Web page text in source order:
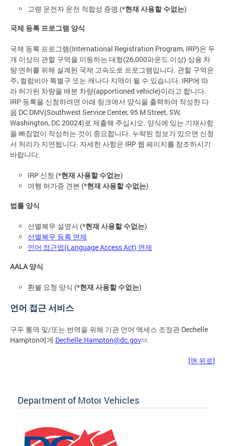
고령 운전자 운전 적합성 증명 (*현재 사용할 수없는)
국제 등록 프로그램 양식
국제 등록 프로그램(International Registration Program, IRP)은 두
개 이상의 관할 구역을 이동하는 대형(26,000파운드 이상) 상용 차
량 면허를 위해 설계된 국제 고속도로 프로그램입니다. 관할 구역은
주, 컬럼비아 특별구 또는 캐나다 지역이 될 수 있습니다. IRP에 따
라 허가된 차량을 배분 차량(apportioned vehicle)이라고 합니다.
IRP 등록을 신청하려면 아래 링크에서 양식을 출력하여 작성한 다
음 DC DMV(Southwest Service Center, 95 M Street, SW,
Washington, DC 20024)로 제출해 주십시오. 양식에 있는 기재사항
을 빠짐없이 작성하는 것이 중요합니다. 누락된 정보가 있으면 신청
서 처리가 지연됩니다. 자세한 사항은 IRP 웹 페이지를 참조하시기
바랍니다.
IRP 신청 (*현재 사용할 수없는)
여행 허가증 견본 (*현재 사용할 수없는)
법률 양식
선별복무 설명서 (*현재 사용할 수없는)
선별복무 등록 면제
언어 접근법(Language Access Act) 면제
AALA 양식
환불 요청 양식 (*현재 사용할 수없는)
언어 접근 서비스
구두 통역 및/또는 번역을 위해 기관 언어 액세스 조정관 Dechelle
Hampton에게 Dechelle.Hampton@dc.gov .
[맨 위로]
Department of Motor Vehicles